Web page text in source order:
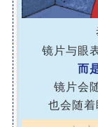
镜片与眼
而
镜片会
也会随